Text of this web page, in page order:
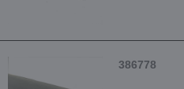
386778